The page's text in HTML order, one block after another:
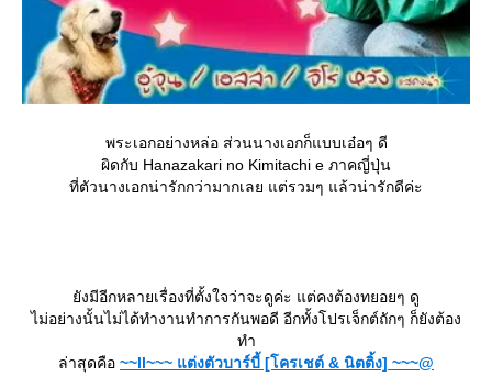
พระเอกอย่างหล่อ ส่วนนางเอกก็แบบเอ๋อๆ ดี
ผิดกับ Hanazakari no Kimitachi e ภาคญี่ปุ่น
ที่ตัวนางเอกน่ารักกว่ามากเลย แต่รวมๆ แล้วน่ารักดีค่ะ
ังมีอีกหลายเรื่องที่ตั้งใจว่าจะดูค่ะ แต่คงต้องทยอยๆ ดู
ไม่อย่างนั้นไม่ได้ทำงานทำการกันพอดี อีกทั้งโปรเจ็กต์ถักๆ ก็ยังต้อง
ทำ
ล่าสุดคือ ~~ll~~~ แต่งตัวบาร์บี้ [โครเชต์ & นิตติ้ง] ~~~@